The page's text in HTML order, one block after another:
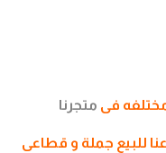
فى متجرنا
للبيع جملة و قطاعى